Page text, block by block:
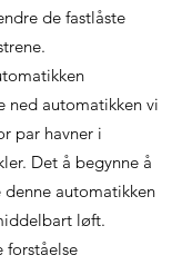
de fastlåste
ned automatikken vi
par havner i
Det å begynne å
automatikken
løft.
forståelse